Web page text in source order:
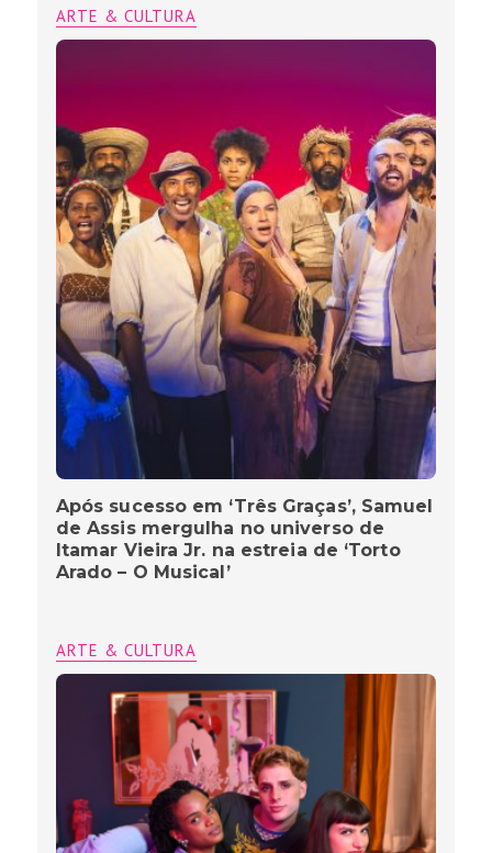
ARTE & CULTURA
Após sucesso em ‘Três Graças’, Samuel
de Assis mergulha no universo de
Itamar Vieira Jr. na estreia de ‘Torto
Arado – O Musical’
ARTE & CULTURA